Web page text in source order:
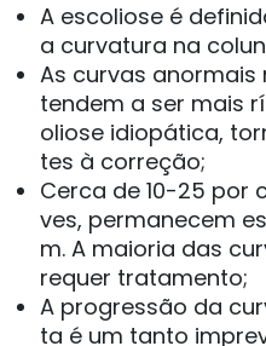
A escoliose é
a curvatura na
As curvas
tendem a ser mais
oliose idiopática,
tes à correção;
Cerca de 10-25 por
ves, permanecem
m. A maioria das
requer tratamento;
A progressão da
ta é um tanto